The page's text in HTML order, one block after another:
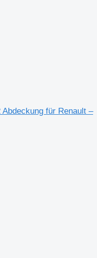
für Renault –